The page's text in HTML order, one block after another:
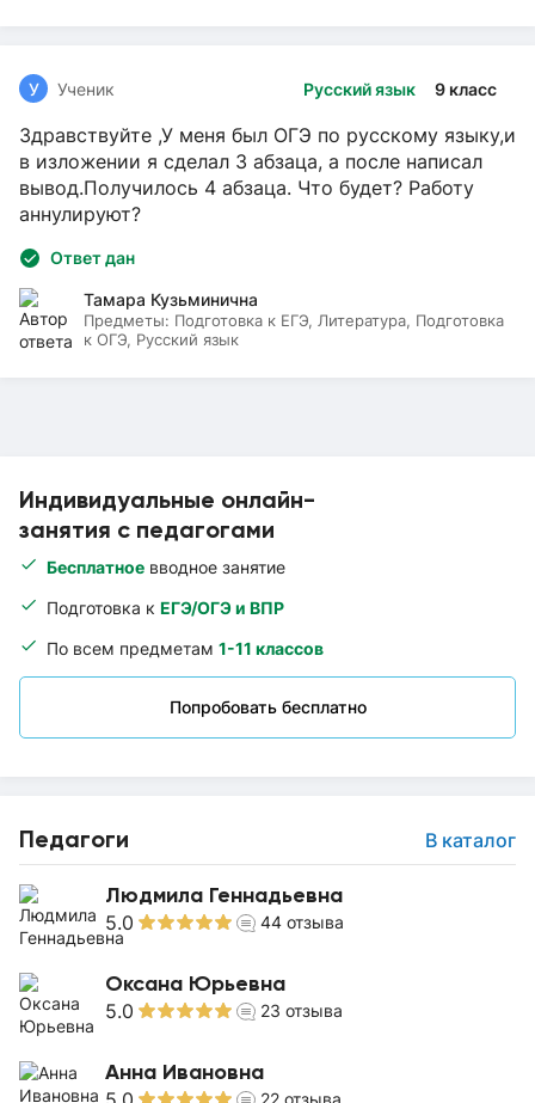
Индивидуальные онлайн-
занятия с педагогами
Бесплатное вводное занятие
Подготовка к ЕГЭ/ОГЭ и ВПР
По всем предметам 1-11 классов
Попробовать бесплатно
Педагоги В каталог
Людмила Геннадьевна
5.0 44 отзыва
Оксана Юрьевна
5.0 23 отзыва
Анна Ивановна
22 отзыва
Русский язык 9 класс
У Ученик
Здравствуйте ,У меня был ОГЭ по русскому языку,и
в изложении я сделал 3 абзаца, а после написал
вывод.Получилось 4 абзаца. Что будет? Работу
аннулируют?
Ответ дан
Тамара Кузьминична
Предметы: Подготовка к ЕГЭ, Литература, Подготовка
к ОГЭ, Русский язык